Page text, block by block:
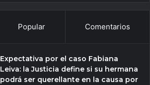
Popular Comentarios
Expectativa por el caso Fabiana
Leiva: la Justicia define si su hermana
podrá ser querellante en la causa por